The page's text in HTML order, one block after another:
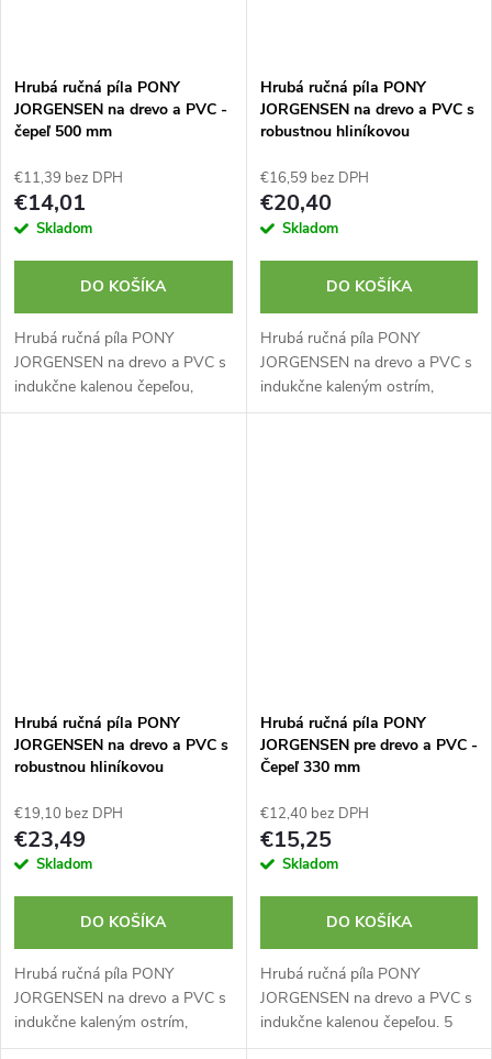
Hrubá ručná píla PONY
JORGENSEN na drevo a PVC -
čepeľ 500 mm
€11,39 bez DPH
€14,01
Skladom
DO KOŠÍKA
Hrubá ručná píla PONY
JORGENSEN na drevo a PVC s
indukčne kalenou čepeľou,
označenými uhlami 45° a 90°
Hrubá ručná píla PONY
JORGENSEN na drevo a PVC s
robustnou hliníkovou
€16,59 bez DPH
€20,40
Skladom
DO KOŠÍKA
Hrubá ručná píla PONY
JORGENSEN na drevo a PVC s
indukčne kaleným ostrím,
vyznačenými uhlami 45° a 90°
Hrubá ručná píla PONY
JORGENSEN na drevo a PVC s
robustnou hliníkovou
€19,10 bez DPH
€23,49
Skladom
DO KOŠÍKA
Hrubá ručná píla PONY
JORGENSEN na drevo a PVC s
indukčne kaleným ostrím,
vyznačenými uhlami 45° a 90°
Hrubá ručná píla PONY
JORGENSEN pre drevo a PVC -
Čepeľ 330 mm
€12,40 bez DPH
€15,25
Skladom
DO KOŠÍKA
Hrubá ručná píla PONY
JORGENSEN na drevo a PVC s
indukčne kalenou čepeľou. 5
nastaviteľných polôh čepele v